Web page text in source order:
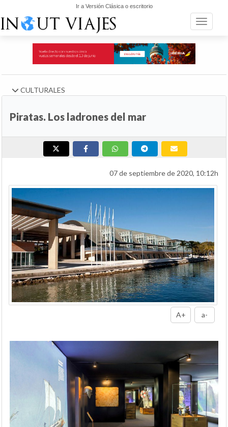
Ir a Versión Clásica o escritorio
Toggle
CULTURALES
Piratas. Los ladrones del mar
07 de septiembre de 2020, 10:12h
A+ a-